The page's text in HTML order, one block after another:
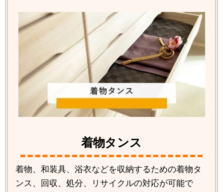
着物タンス
着物、和装具、浴衣などを収納するための着物タ
ンス、回収、処分、リサイクルの対応が可能で